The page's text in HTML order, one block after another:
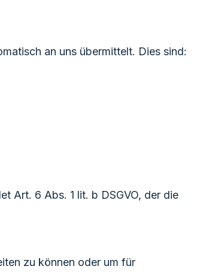
an uns übermittelt. Dies sind:
Art. 6 Abs. 1 lit. b DSGVO, der die
zu können oder um für